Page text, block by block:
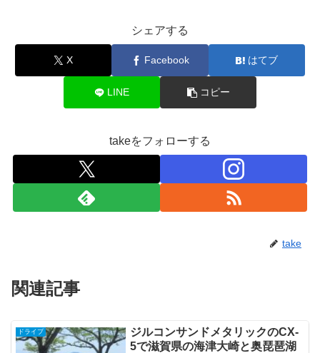
シェアする
X Facebook はてブ
LINE コピー
takeをフォローする
take
関連記事
ドライブ
ジルコンサンドメタリックのCX-
5で滋賀県の海津大崎と奥琵琶湖